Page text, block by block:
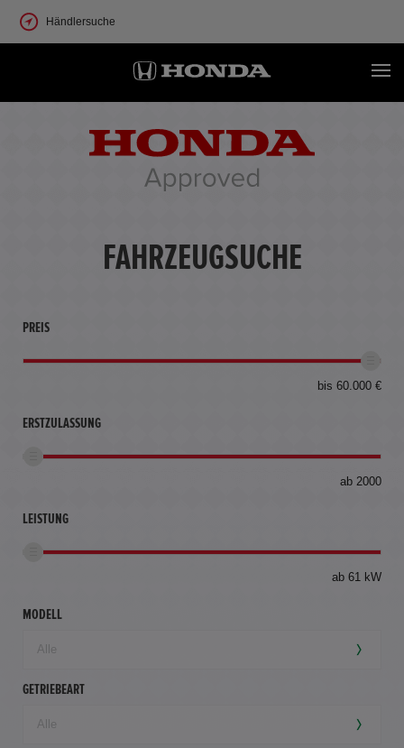
Händlersuche
FAHRZEUGSUCHE
PREIS
bis 60.000 €
ERSTZULASSUNG
ab 2000
LEISTUNG
ab 61 kW
MODELL
GETRIEBEART